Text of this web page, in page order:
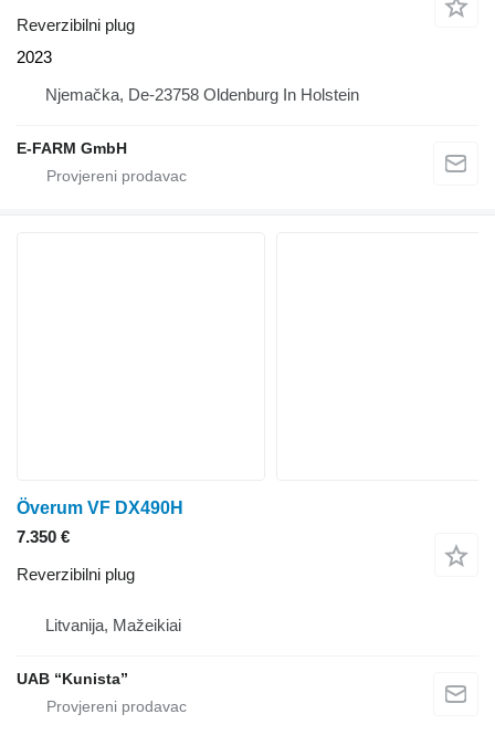
Reverzibilni plug
2023
Njemačka, De-23758 Oldenburg In Holstein
E-FARM GmbH
Överum VF DX490H
7.350 €
Reverzibilni plug
Litvanija, Mažeikiai
UAB “Kunista”